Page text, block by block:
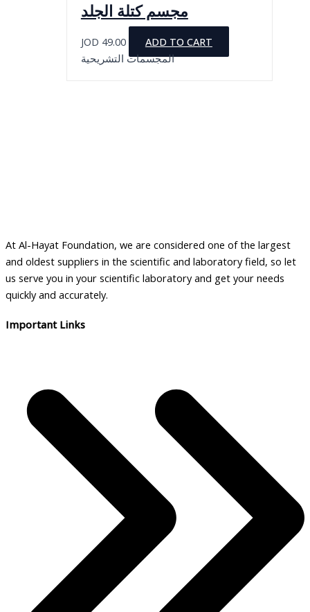
مجسم كتلة الجلد
JOD 49.00
ADD TO CART
المجسمات التشريحية
At Al-Hayat Foundation, we are considered one of the largest
and oldest suppliers in the scientific and laboratory field, so let
us serve you in your scientific laboratory and get your needs
quickly and accurately.
Important Links